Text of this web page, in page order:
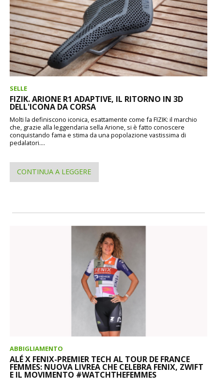
SELLE
FIZIK. ARIONE R1 ADAPTIVE, IL RITORNO IN 3D
DELL'ICONA DA CORSA
Molti la definiscono iconica, esattamente come fa FIZIK: il marchio
che, grazie alla leggendaria sella Arione, si è fatto conoscere
conquistando fama e stima da una popolazione vastissima di
pedalatori....
CONTINUA A LEGGERE
ABBIGLIAMENTO
ALÉ X FENIX-PREMIER TECH AL TOUR DE FRANCE
FEMMES: NUOVA LIVREA CHE CELEBRA FENIX, ZWIFT
E IL MOVIMENTO #WATCHTHEFEMMES